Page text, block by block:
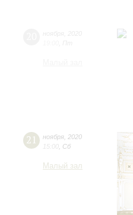
21 ноября 2020
15:00 Сб
Малый зал